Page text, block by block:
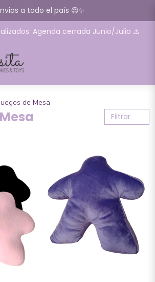
a todo el país 😍✨
Agenda cerrada Junio/Julio ⚠️
de Mesa
Filtrar